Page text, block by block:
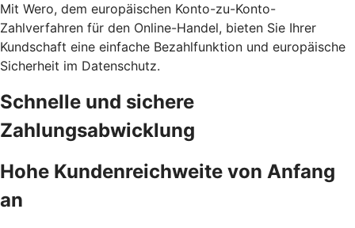
Mit Wero, dem europäischen Konto-zu-Konto-
Zahlverfahren für den Online-Handel, bieten Sie Ihrer
Kundschaft eine einfache Bezahlfunktion und europäische
Sicherheit im Datenschutz.
Schnelle und sichere
Zahlungsabwicklung
Hohe Kundenreichweite von Anfang
an